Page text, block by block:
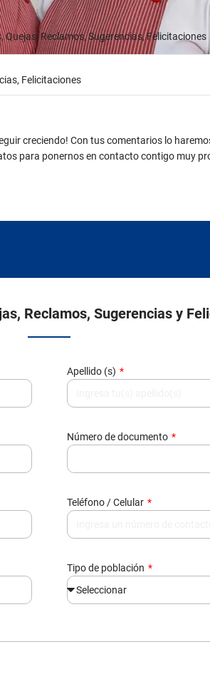
Reclamos, Sugerencias, Felicitaciones
Felicitaciones
creciendo! Con tus comentarios lo
para ponernos en contacto contigo muy
Reclamos, Sugerencias y
Apellido (s)
Número de documento
Teléfono / Celular
Tipo de población